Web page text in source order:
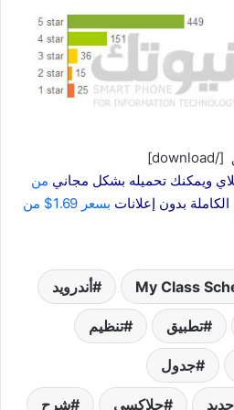
ويمكنك تحميله بشكل مجاني من
بدون إعلانات
بسعر 1.69$ من
My Class أندرويد
تطبيق تنظيم
جدول
جديد جلاكسي شرح